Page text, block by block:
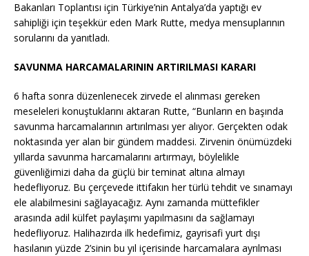
Bakanları Toplantısı için Türkiye’nin Antalya’da yaptığı ev
sahipliği için teşekkür eden Mark Rutte, medya mensuplarının
sorularını da yanıtladı.
SAVUNMA HARCAMALARININ ARTIRILMASI KARARI
6 hafta sonra düzenlenecek zirvede el alınması gereken
meseleleri konuştuklarını aktaran Rutte, “Bunların en başında
savunma harcamalarının artırılması yer alıyor. Gerçekten odak
noktasında yer alan bir gündem maddesi. Zirvenin önümüzdeki
yıllarda savunma harcamalarını artırmayı, böylelikle
güvenliğimizi daha da güçlü bir teminat altına almayı
hedefliyoruz. Bu çerçevede ittifakın her türlü tehdit ve sınamayı
ele alabilmesini sağlayacağız. Aynı zamanda müttefikler
arasında adil külfet paylaşımı yapılmasını da sağlamayı
hedefliyoruz. Halihazırda ilk hedefimiz, gayrisafi yurt dışı
hasılanın yüzde 2’sinin bu yıl içerisinde harcamalara ayrılması